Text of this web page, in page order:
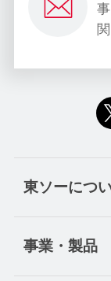
東ソーにつ
事業・製品